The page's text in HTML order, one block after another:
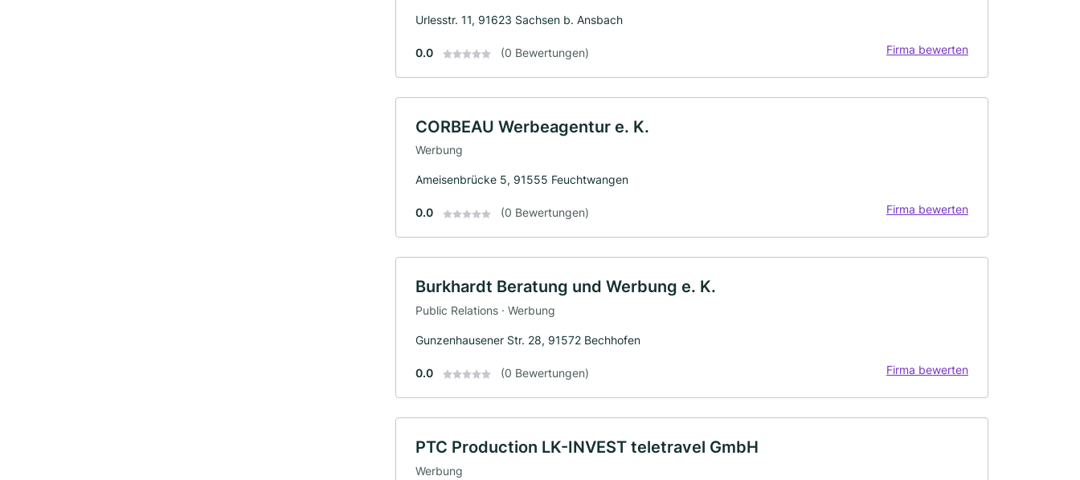
Urlesstr. 11, 91623 Sachsen b. Ansbach
0.0 (0 Bewertungen) Firma bewerten
CORBEAU Werbeagentur e. K.
Werbung
Ameisenbrücke 5, 91555 Feuchtwangen
0.0 (0 Bewertungen) Firma bewerten
Burkhardt Beratung und Werbung e. K.
Public Relations · Werbung
Gunzenhausener Str. 28, 91572 Bechhofen
0.0 (0 Bewertungen) Firma bewerten
PTC Production LK-INVEST teletravel GmbH
Werbung